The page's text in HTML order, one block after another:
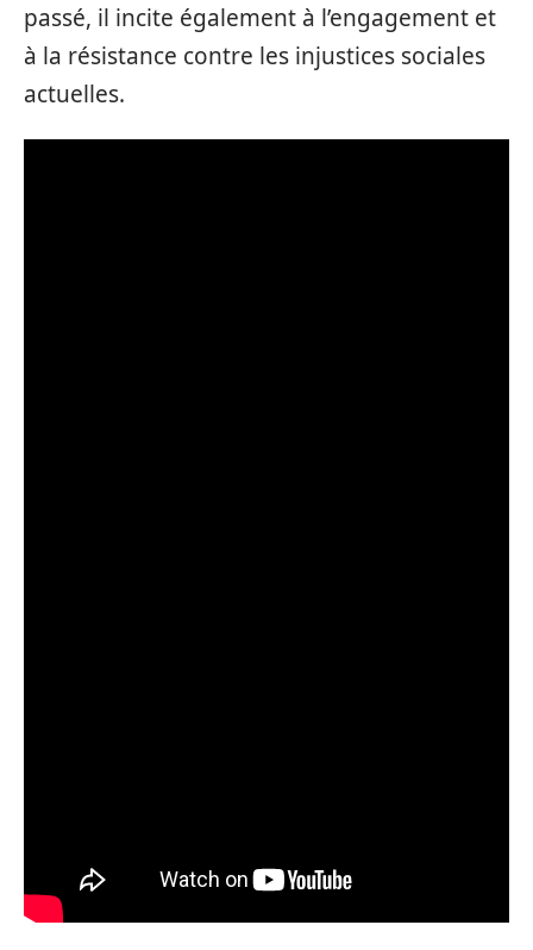
passé, il incite également à l’engagement et
à la résistance contre les injustices sociales
actuelles.